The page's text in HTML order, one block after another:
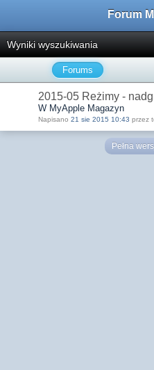
Forum
Wyniki wyszukiwania
Forums
2015-05 Reżimy -
W MyApple Magazyn
Napisano 21 sie 2015 10:43 przez
Pełna